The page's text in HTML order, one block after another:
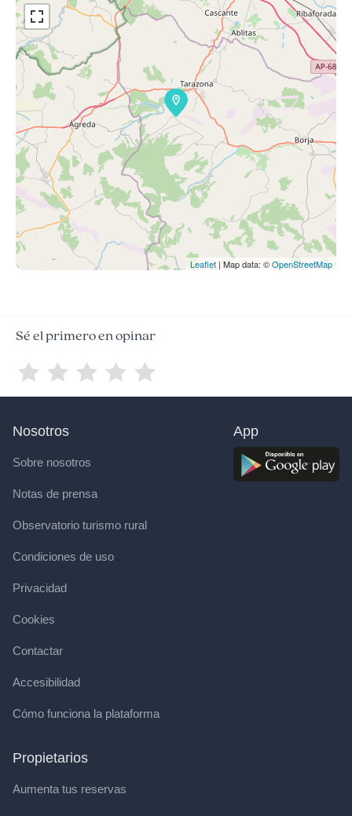
Leaflet | Map data: ©OpenStreetMap
Sé el primero en opinar
Nosotros
Sobre nosotros
Notas de prensa
Observatorio turismo rural
Condiciones de uso
Privacidad
Cookies
Contactar
Accesibilidad
Cómo funciona la plataforma
Propietarios
Aumenta tus reservas
App